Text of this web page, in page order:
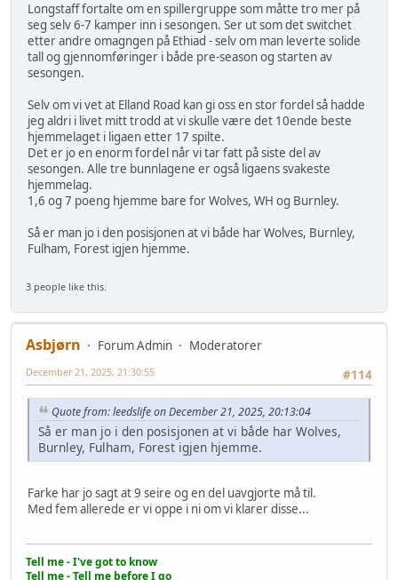
Longstaff fortalte om en spillergruppe som måtte tro mer på
seg selv 6-7 kamper inn i sesongen. Ser ut som det switchet
etter andre omagngen på Ethiad - selv om man leverte solide
tall og gjennomføringer i både pre-season og starten av
sesongen.
Selv om vi vet at Elland Road kan gi oss en stor fordel så hadde
jeg aldri i livet mitt trodd at vi skulle være det 10ende beste
hjemmelaget i ligaen etter 17 spilte.
Det er jo en enorm fordel når vi tar fatt på siste del av
sesongen. Alle tre bunnlagene er også ligaens svakeste
hjemmelag.
1,6 og 7 poeng hjemme bare for Wolves, WH og Burnley.
Så er man jo i den posisjonen at vi både har Wolves, Burnley,
Fulham, Forest igjen hjemme.
3 people like this.
Asbjørn Forum Admin
Moderatorer
#114
December 21, 2025, 21:30:55
Quote from: leedslife on December 21, 2025, 20:13:04
Så er man jo i den posisjonen at vi både har Wolves,
Burnley, Fulham, Forest igjen hjemme.
Farke har jo sagt at 9 seire og en del uavgjorte må til.
Med fem allerede er vi oppe i ni om vi klarer disse...
Tell me - I've got to know
Tell me - Tell me before I go